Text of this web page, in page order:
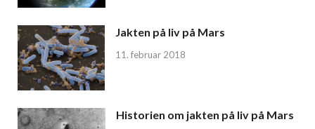
Jakten på liv på Mars
11. februar 2018
Historien om jakten på liv på Mars